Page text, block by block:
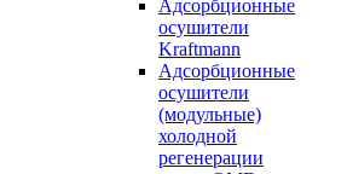
Адсорбционные
осушители
Kraftmann
Адсорбционные
осушители
(модульные)
холодной
регенерации